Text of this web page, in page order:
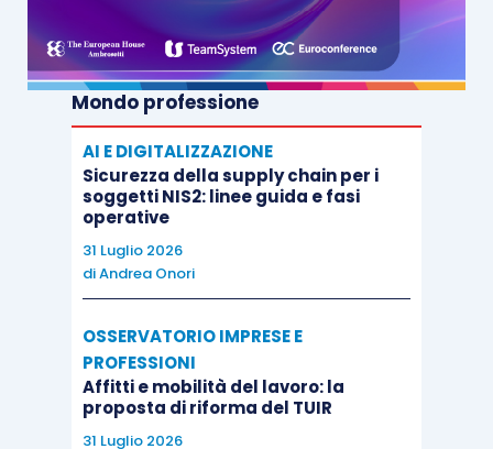
Mondo professione
AI E DIGITALIZZAZIONE
Sicurezza della supply chain per i
soggetti NIS2: linee guida e fasi
operative
31 Luglio 2026
diAndrea Onori
OSSERVATORIO IMPRESE E
PROFESSIONI
Affitti e mobilità del lavoro: la
proposta di riforma del TUIR
31 Luglio 2026